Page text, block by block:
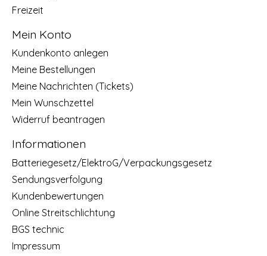
Freizeit
Mein Konto
Kundenkonto anlegen
Meine Bestellungen
Meine Nachrichten (Tickets)
Mein Wunschzettel
Widerruf beantragen
Informationen
Batteriegesetz/ElektroG/Verpackungsgesetz
Sendungsverfolgung
Kundenbewertungen
Online Streitschlichtung
BGS technic
Impressum